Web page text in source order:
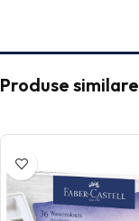
Produse similare